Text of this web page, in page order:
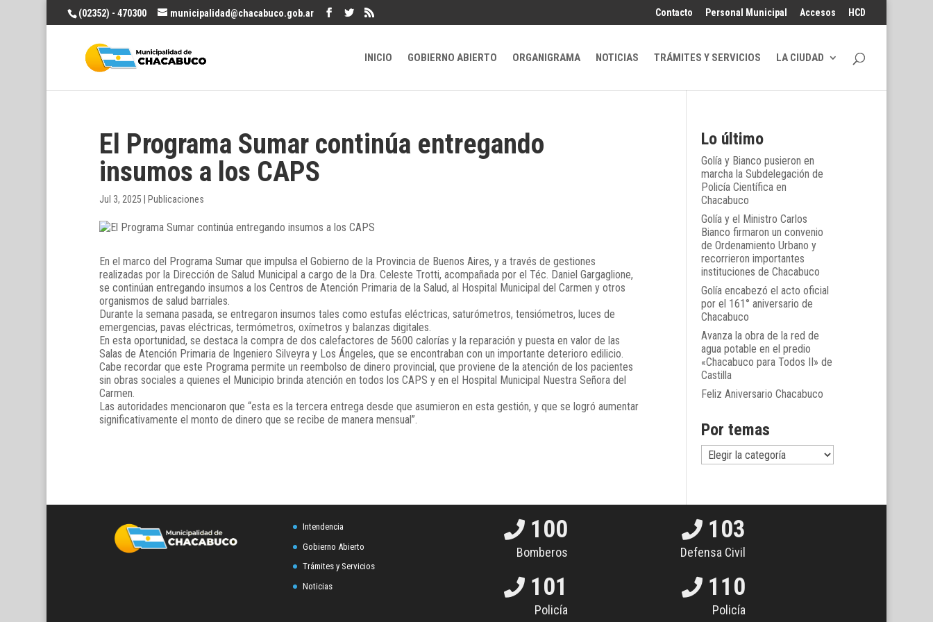
(02352) - 470300 municipalidad@chacabuco.gob.ar Contacto Personal Municipal Accesos HCD
INICIO GOBIERNO ABIERTO ORGANIGRAMA NOTICIAS TRÁMITES Y SERVICIOS LA CIUDAD
El Programa Sumar continúa entregando
insumos a los CAPS
Jul 3, 2025 Publicaciones
En el marco del Programa Sumar que impulsa el Gobierno de la Provincia de Buenos Aires, y a través de gestiones
realizadas por la Dirección de Salud Municipal a cargo de la Dra. Celeste Trotti, acompañada por el Téc. Daniel Gargaglione,
se continúan entregando insumos a los Centros de Atención Primaria de la Salud, al Hospital Municipal del Carmen y otros
organismos de salud barriales.
Durante la semana pasada, se entregaron insumos tales como estufas eléctricas, saturómetros, tensiómetros, luces de
emergencias, pavas eléctricas, termómetros, oxímetros y balanzas digitales.
En esta oportunidad, se destaca la compra de dos calefactores de 5600 calorías y la reparación y puesta en valor de las
Salas de Atención Primaria de Ingeniero Silveyra y Los Ángeles, que se encontraban con un importante deterioro edilicio.
Cabe recordar que este Programa permite un reembolso de dinero provincial, que proviene de la atención de los pacientes
sin obras sociales a quienes el Municipio brinda atención en todos los CAPS y en el Hospital Municipal Nuestra Señora del
Carmen.
Las autoridades mencionaron que “esta es la tercera entrega desde que asumieron en esta gestión, y que se logró aumentar
significativamente el monto de dinero que se recibe de manera mensual”.
Lo último
Golía y Bianco pusieron en
marcha la Subdelegación de
Policía Científica en
Chacabuco
Golía y el Ministro Carlos
Bianco firmaron un convenio
de Ordenamiento Urbano y
recorrieron importantes
instituciones de Chacabuco
Golía encabezó el acto oficial
por el 161° aniversario de
Chacabuco
Avanza la obra de la red de
agua potable en el predio
«Chacabuco para Todos II» de
Castilla
Feliz Aniversario Chacabuco
Por temas
Por
temas
Intendencia
Gobierno Abierto
Trámites y Servicios
Noticias
100
Bomberos
101
Policía
103
Defensa Civil
110
Policía